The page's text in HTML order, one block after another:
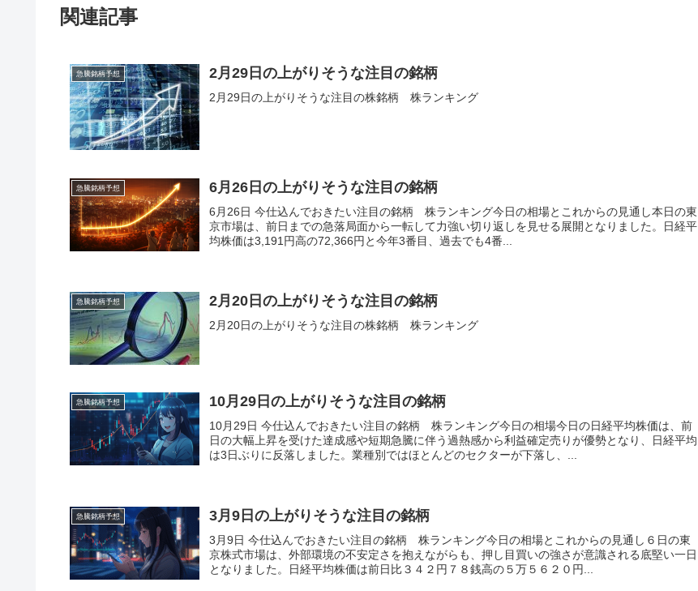
関連記事
急騰銘柄予想 2月29日の上がりそうな注目の銘柄
2月29日の上がりそうな注目の株銘柄 株ランキング
急騰銘柄予想 6月26日の上がりそうな注目の銘柄
6月26日 今仕込んでおきたい注目の銘柄 株ランキング今日の相場とこれからの見通し本日の東
京市場は、前日までの急落局面から一転して力強い切り返しを見せる展開となりました。日経平
均株価は3,191円高の72,366円と今年3番目、過去でも4番...
急騰銘柄予想 2月20日の上がりそうな注目の銘柄
2月20日の上がりそうな注目の株銘柄 株ランキング
急騰銘柄予想 10月29日の上がりそうな注目の銘柄
10月29日 今仕込んでおきたい注目の銘柄 株ランキング今日の相場今日の日経平均株価は、前
日の大幅上昇を受けた達成感や短期急騰に伴う過熱感から利益確定売りが優勢となり、日経平均
は3日ぶりに反落しました。業種別ではほとんどのセクターが下落し、...
急騰銘柄予想 3月9日の上がりそうな注目の銘柄
3月9日 今仕込んでおきたい注目の銘柄 株ランキング今日の相場とこれからの見通し６日の東
京株式市場は、外部環境の不安定さを抱えながらも、押し目買いの強さが意識される底堅い一日
となりました。日経平均株価は前日比３４２円７８銭高の５万５６２０円...